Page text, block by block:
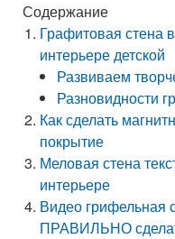
Содержание
Графитовая стена
интерьере детской
Развиваем
Разновидности
Как сделать
покрытие
Меловая стена
интерьере
Видео грифельная
ПРАВИЛЬНО